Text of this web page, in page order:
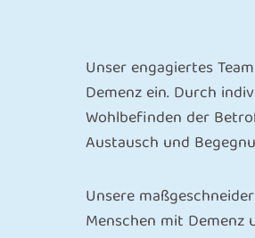
Unser engagiertes
Demenz ein. Durch
Wohlbefinden der
Austausch und
Unsere
Menschen mit Demenz